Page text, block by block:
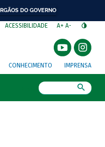
DO GOVERNO
ACESSIBILIDADE A+ A-
CONHECIMENTO IMPRENSA